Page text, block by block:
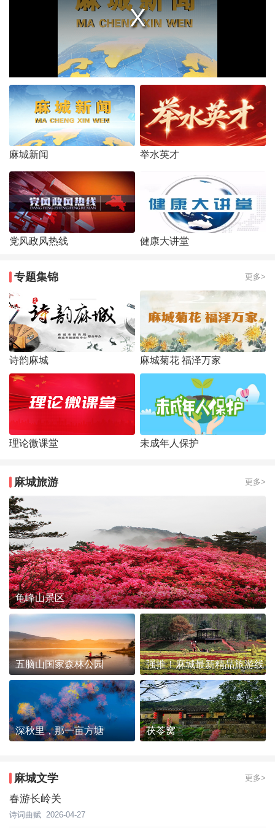
麻城新闻 举水英才
党风政风热线 健康大讲堂
专题集锦 更多>
诗韵麻城 麻城菊花 福泽万家
理论微课堂 未成年人保护
麻城旅游 更多>
龟峰山景区
五脑山国家森林公园 强推！麻城最新精品旅游线
路发布~
深秋里，那一亩方塘 茯苓窝
麻城文学 更多>
春游长岭关
诗词曲赋 2026-04-27